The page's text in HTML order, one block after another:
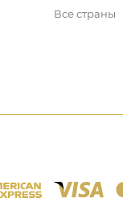
Все страны